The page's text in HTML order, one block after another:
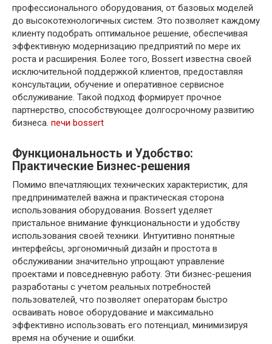
профессионального оборудования‚ от базовых моделей
до высокотехнологичных систем. Это позволяет каждому
клиенту подобрать оптимальное решение‚ обеспечивая
эффективную модернизацию предприятий по мере их
роста и расширения. Более того‚ Bossert известна своей
исключительной поддержкой клиентов‚ предоставляя
консультации‚ обучение и оперативное сервисное
обслуживание. Такой подход формирует прочное
партнерство‚ способствующее долгосрочному развитию
бизнеса. печи bossert
Функциональность и Удобство:
Практические Бизнес-решения
Помимо впечатляющих технических характеристик‚ для
предпринимателей важна и практическая сторона
использования оборудования. Bossert уделяет
пристальное внимание функциональности и удобству
использования своей техники. Интуитивно понятные
интерфейсы‚ эргономичный дизайн и простота в
обслуживании значительно упрощают управление
проектами и повседневную работу. Эти бизнес-решения
разработаны с учетом реальных потребностей
пользователей‚ что позволяет операторам быстро
осваивать новое оборудование и максимально
эффективно использовать его потенциал‚ минимизируя
время на обучение и ошибки.